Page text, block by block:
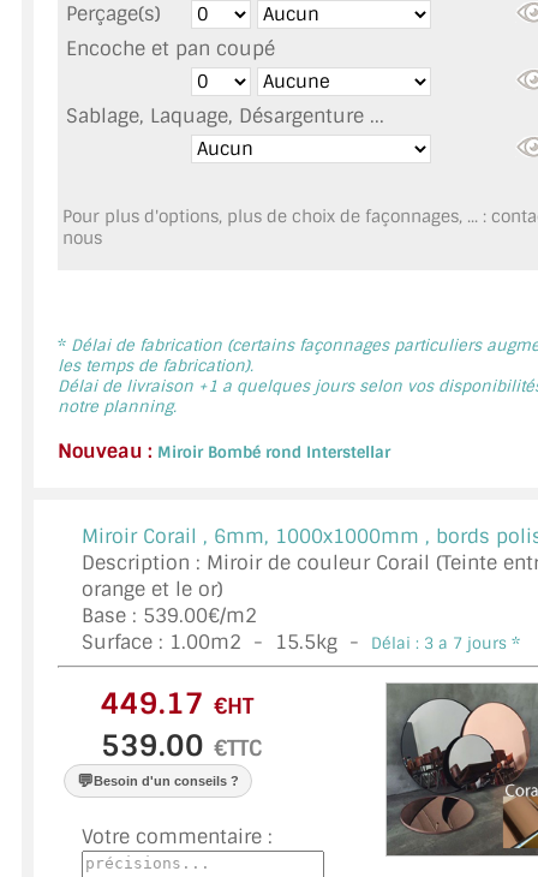
MIROIR VIEILLI
MIROIR DÉCORATIF DE COULEUR
LOTS DE MIROIRS EN MOZAÏQUE
MIROIR DE SALLE DE BAIN
MIROIR POUR SALLE DE SPORT
MIROIR POUR SALLE DE DANSE
MIROIR ENCADRÉ
VERRE SUR MESURE
VERRE EXTRACLAIR
VERRE TREMPÉ (SÉCURIT)
PAROI DE DOUCHE
VERRE FEUILLETÉ
VERRE LAQUÉ/CRÉDENCE
Perçage(s)
Encoche et pan coupé
Sablage, Laquage, Désargenture ...
Pour plus d'options, plus de choix de façonnages, ... :
nous
* Délai de fabrication (certains façonnages particuliers
les temps de fabrication).
Délai de livraison +1 a quelques jours selon vos
notre planning.
Nouveau : Miroir Bombé rond Interstellar
Miroir Corail , 6mm, 1000x1000mm , bords
Description : Miroir de couleur Corail (Teinte
orange et le or)
Base : 539.00€/m2
Surface : 1.00m2 - 15.5kg - Délai : 3 a 7 jours *
€HT
€TTC
💬Besoin d'un conseils ?
Votre commentaire :